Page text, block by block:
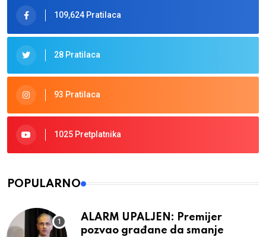
109,624 Pratilaca
28 Pratilaca
93 Pratilaca
1025 Pretplatnika
POPULARNO
ALARM UPALJEN: Premijer
pozvao građane da smanje